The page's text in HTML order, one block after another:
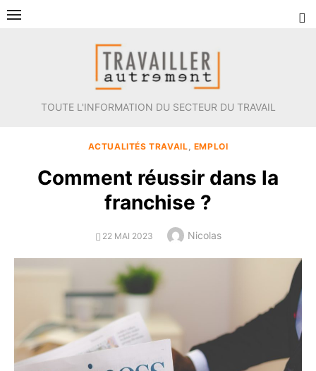
Aller
TOUTE L'INFORMATION DU SECTEUR DU TRAVAIL
ACTUALITÉS TRAVAIL EMPLOI
Comment réussir dans la
franchise ?
POSTED
22 MAI 2023 Author
Nicolas